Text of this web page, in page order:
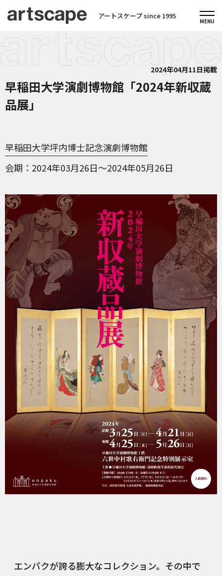
アートスケープ since 1995
2024年04月11日掲載
早稲田大学演劇博物館「2024年新収蔵
品展」
早稲田大学坪内博士記念演劇博物館
会期
2024年03月26日～2024年05月26日
エンパクが誇る膨大なコレクション。その中で